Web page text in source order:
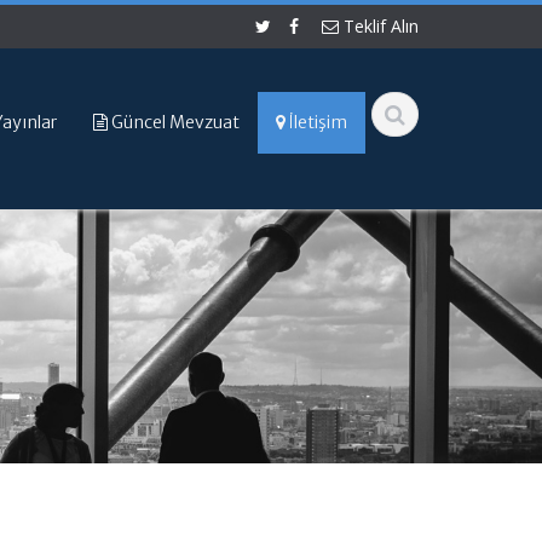
Teklif Alın
Güncel Mevzuat İletişim